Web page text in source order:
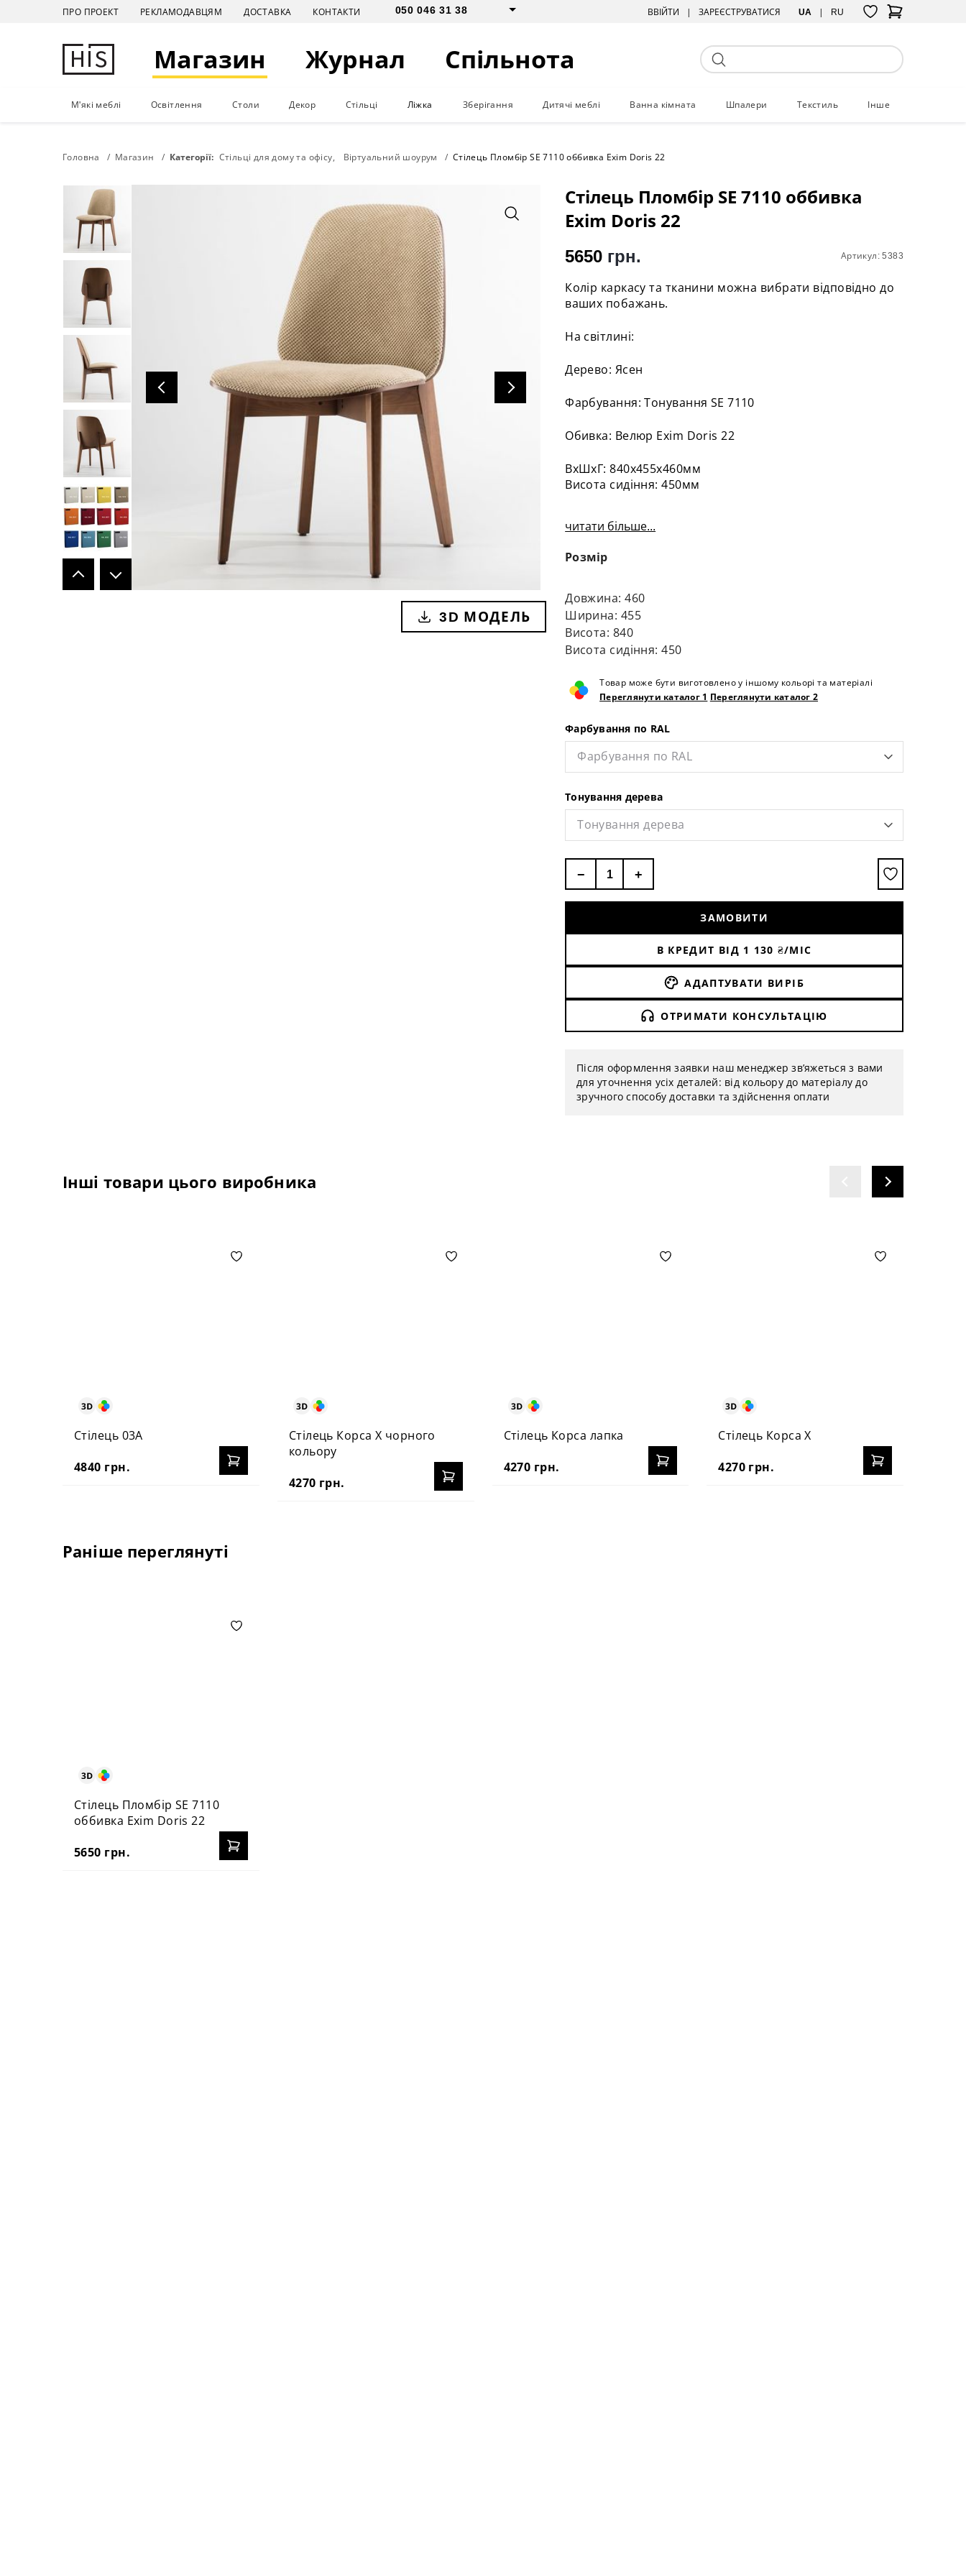
ПРО ПРОЕКТ РЕКЛАМОДАВЦЯМ ДОСТАВКА КОНТАКТИ 050 046 31 38 ВВІЙТИ ЗАРЕЄСТРУВАТИСЯ UA RU
Магазин Журнал Спільнота
М'які меблі Освітлення Столи Декор Стільці Ліжка Зберігання Дитячі меблі Ванна кімната Шпалери Текстиль Інше
Головна Магазин Категорії: Стільці для дому та офісу Віртуальний шоурум Стілець Пломбір SE 7110 оббивка Exim Doris 22
3D МОДЕЛЬ
Стілець Пломбір SE 7110 оббивка
Exim Doris 22
Артикул: 5383
5650 грн.
Колір каркасу та тканини можна вибрати відповідно до
ваших побажань.
На світлині:
Дерево: Ясен
Фарбування: Тонування SE 7110
Обивка: Велюр Exim Doris 22
ВхШхГ: 840х455х460мм
Висота сидіння: 450мм
читати більше...
Розмір
Довжина: 460
Ширина: 455
Висота: 840
Висота сидіння: 450
Товар може бути виготовлено у іншому кольорі та матеріалі
Переглянути каталог 1 Переглянути каталог 2
Фарбування по RAL
Фарбування по RAL
Тонування дерева
Тонування дерева
− +
ЗАМОВИТИ
В КРЕДИТ ВІД 1 130 ₴/МІС
АДАПТУВАТИ ВИРІБ
ОТРИМАТИ КОНСУЛЬТАЦІЮ
Після оформлення заявки наш менеджер зв’яжеться з вами
для уточнення усіх деталей: від кольору до матеріалу до
зручного способу доставки та здійснення оплати
Інші товари цього виробника
Стілець 03А
4840 грн.
Стілець Корса Х чорного
кольору
4270 грн.
Стілець Корса лапка
4270 грн.
Стілець Корса Х
4270 грн.
Раніше переглянуті
Стілець Пломбір SE 7110
оббивка Exim Doris 22
5650 грн.